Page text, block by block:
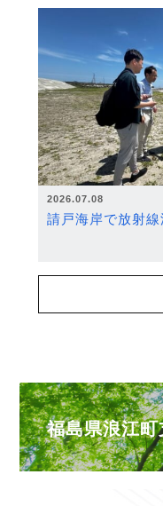
2026.07.08
請戸海岸で放射線
福島県浪江